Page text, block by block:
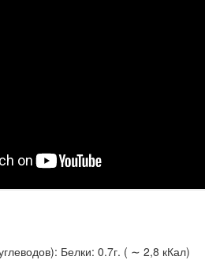
Белки: 0.7г. ( ∼ 2,8 кКал)